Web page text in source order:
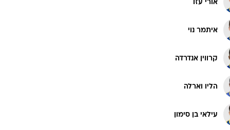
אורי עזו
איתמר נוי
קרווין אנדרדה
הליו וארלה
עילאי בן סימון